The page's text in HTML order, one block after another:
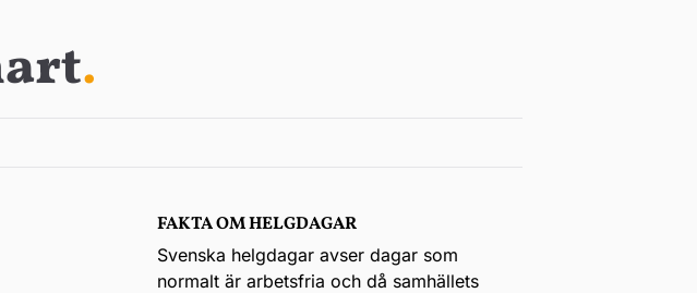
.
FAKTA OM HELGDAGAR
Svenska helgdagar avser dagar som
normalt är arbetsfria och då samhällets